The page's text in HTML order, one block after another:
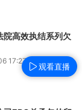
院高效执结系列欠
17:27
观看直播